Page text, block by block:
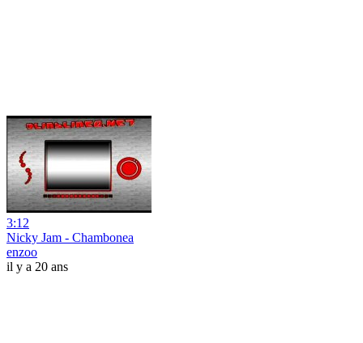
3:12
Nicky Jam - Chambonea
enzoo
il y a 20 ans